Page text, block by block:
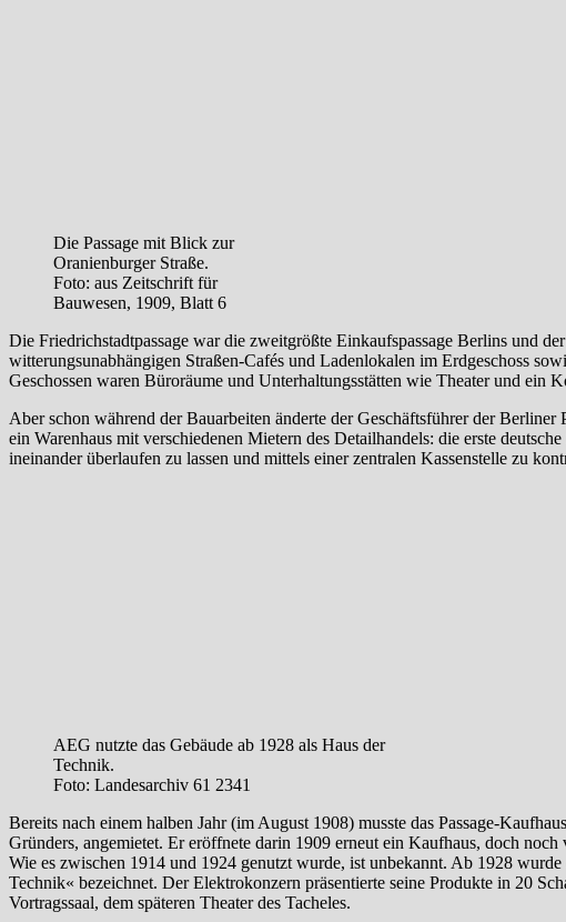
Die Passage mit Blick zur
Oranienburger Straße.
Foto: aus Zeitschrift für
Bauwesen, 1909, Blatt 6
Die Friedrichstadtpassage war die zweitgrößte Einkaufspassage Berlins und
witterungsunabhängigen Straßen-Cafés und Ladenlokalen im Erdgeschoss
Geschossen waren Büroräume und Unterhaltungsstätten wie Theater und ein
Aber schon während der Bauarbeiten änderte der Geschäftsführer der
ein Warenhaus mit verschiedenen Mietern des Detailhandels: die erste
ineinander überlaufen zu lassen und mittels einer zentralen Kassenstelle zu
AEG nutzte das Gebäude ab 1928 als Haus der
Technik.
Foto: Landesarchiv 61 2341
Bereits nach einem halben Jahr (im August 1908) musste das Passage-
Gründers, angemietet. Er eröffnete darin 1909 erneut ein Kaufhaus, doch
Wie es zwischen 1914 und 1924 genutzt wurde, ist unbekannt. Ab 1928
Technik« bezeichnet. Der Elektrokonzern präsentierte seine Produkte in 20
Vortragssaal, dem späteren Theater des Tacheles.